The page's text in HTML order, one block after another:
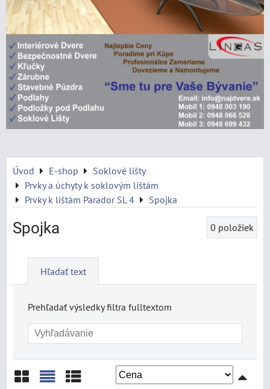
Úvod E-shop
Soklové lišty
Prvky a úchyty k soklovým lištám
Prvky k lištám Parador SL 4
Spojka
Spojka 0 položiek
Hľadať text
Prehľadať výsledky filtra fulltextom